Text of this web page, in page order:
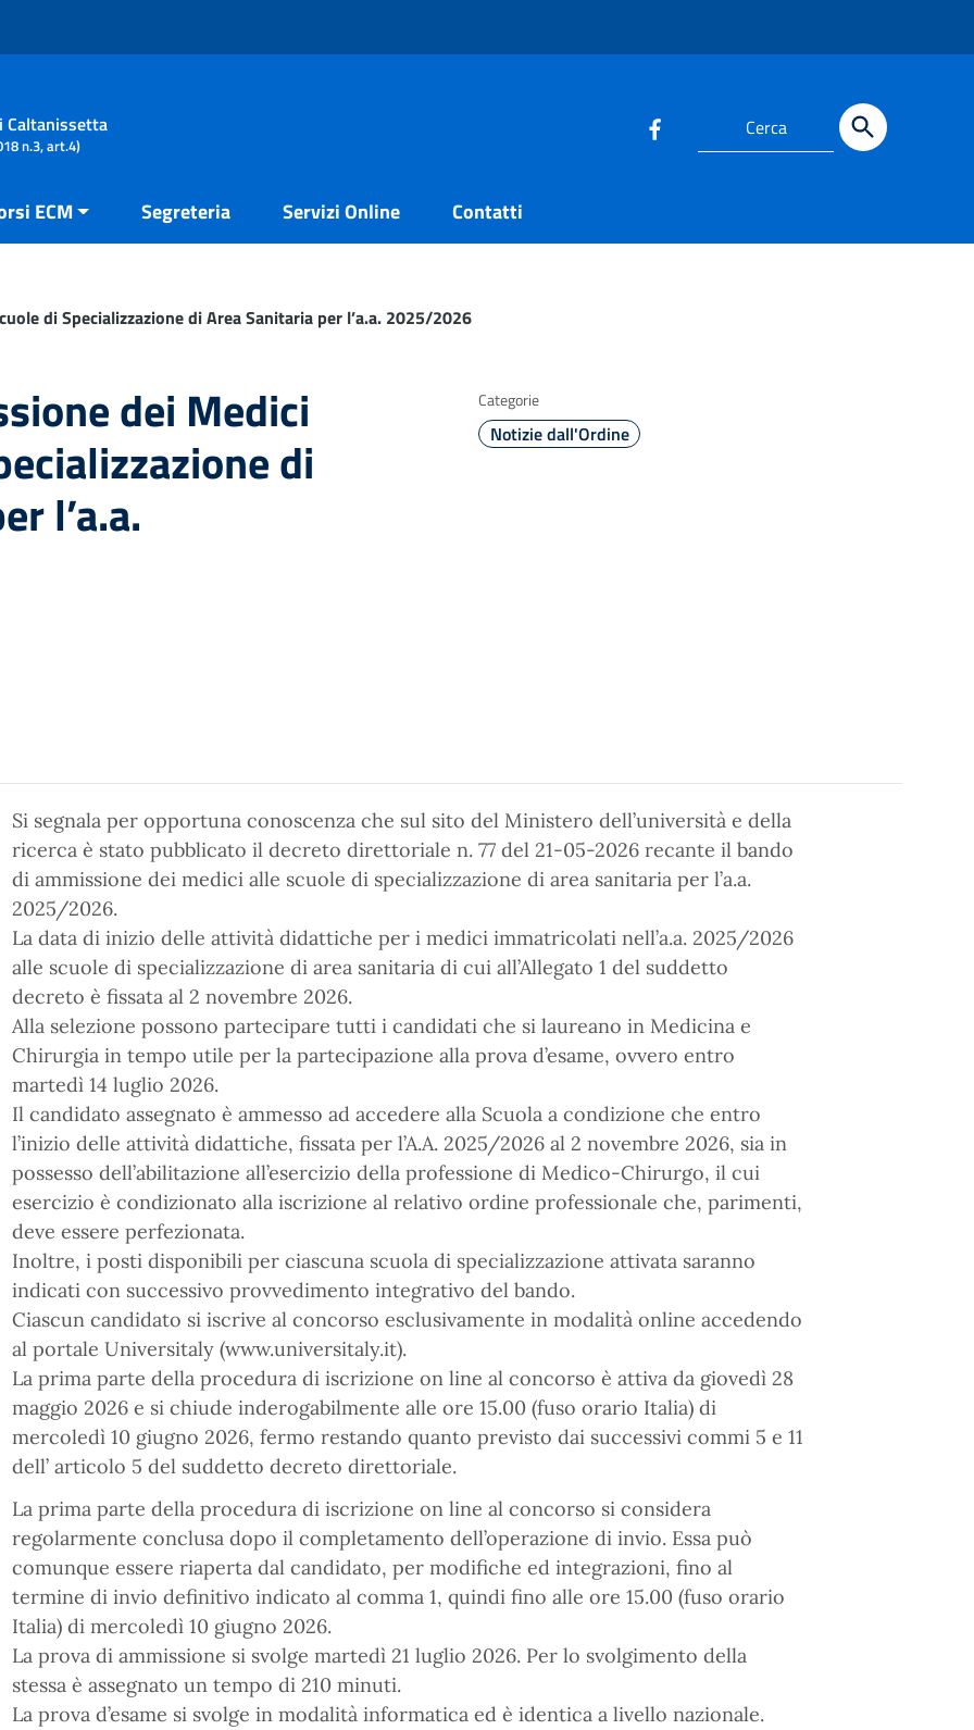
Caltanissetta
n.3, art.4)
Cerca
ECM Segreteria Servizi Online Contatti
di Specializzazione di Area Sanitaria per l’a.a. 2025/2026
dei Medici
di
l’a.a.
Categorie
Notizie dall'Ordine
Si segnala per opportuna conoscenza che sul sito del Ministero dell’università e della
ricerca è stato pubblicato il decreto direttoriale n. 77 del 21-05-2026 recante il bando
di ammissione dei medici alle scuole di specializzazione di area sanitaria per l’a.a.
2025/2026.
La data di inizio delle attività didattiche per i medici immatricolati nell’a.a. 2025/2026
alle scuole di specializzazione di area sanitaria di cui all’Allegato 1 del suddetto
decreto è fissata al 2 novembre 2026.
Alla selezione possono partecipare tutti i candidati che si laureano in Medicina e
Chirurgia in tempo utile per la partecipazione alla prova d’esame, ovvero entro
martedì 14 luglio 2026.
Il candidato assegnato è ammesso ad accedere alla Scuola a condizione che entro
l’inizio delle attività didattiche, fissata per l’A.A. 2025/2026 al 2 novembre 2026, sia in
possesso dell’abilitazione all’esercizio della professione di Medico-Chirurgo, il cui
esercizio è condizionato alla iscrizione al relativo ordine professionale che, parimenti,
deve essere perfezionata.
Inoltre, i posti disponibili per ciascuna scuola di specializzazione attivata saranno
indicati con successivo provvedimento integrativo del bando.
Ciascun candidato si iscrive al concorso esclusivamente in modalità online accedendo
al portale Universitaly (www.universitaly.it).
La prima parte della procedura di iscrizione on line al concorso è attiva da giovedì 28
maggio 2026 e si chiude inderogabilmente alle ore 15.00 (fuso orario Italia) di
mercoledì 10 giugno 2026, fermo restando quanto previsto dai successivi commi 5 e 11
dell’ articolo 5 del suddetto decreto direttoriale.
La prima parte della procedura di iscrizione on line al concorso si considera
regolarmente conclusa dopo il completamento dell’operazione di invio. Essa può
comunque essere riaperta dal candidato, per modifiche ed integrazioni, fino al
termine di invio definitivo indicato al comma 1, quindi fino alle ore 15.00 (fuso orario
Italia) di mercoledì 10 giugno 2026.
La prova di ammissione si svolge martedì 21 luglio 2026. Per lo svolgimento della
stessa è assegnato un tempo di 210 minuti.
La prova d’esame si svolge in modalità informatica ed è identica a livello nazionale.